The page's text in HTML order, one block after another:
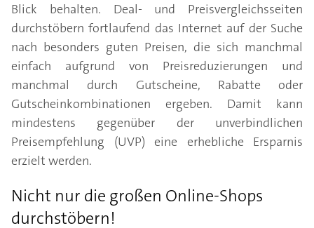
Blick behalten. Deal- und Preisvergleichsseiten
durchstöbern fortlaufend das Internet auf der Suche
nach besonders guten Preisen, die sich manchmal
einfach aufgrund von Preisreduzierungen und
manchmal durch Gutscheine, Rabatte oder
Gutscheinkombinationen ergeben. Damit kann
mindestens gegenüber der unverbindlichen
Preisempfehlung (UVP) eine erhebliche Ersparnis
erzielt werden.
Nicht nur die großen Online-Shops
durchstöbern!